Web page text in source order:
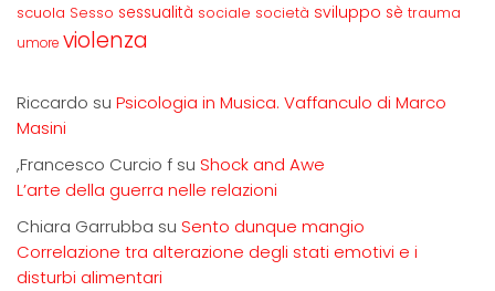
scuola Sesso sessualità sociale società sviluppo sè trauma
umore violenza
Riccardo su Psicologia in Musica. Vaffanculo di Marco
Masini
,Francesco Curcio f su Shock and Awe
L’arte della guerra nelle relazioni
Chiara Garrubba su Sento dunque mangio
Correlazione tra alterazione degli stati emotivi e i
disturbi alimentari